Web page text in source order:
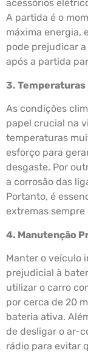
acessórios
A partida é o
máxima energia,
pode prejudicar
após a partida
3. Temperaturas
As condições
papel crucial na
temperaturas
esforço para
desgaste. Por
a corrosão das
Portanto, é
extremas sempre
4. Manutenção
Manter o veículo
prejudicial à
utilizar o carro
por cerca de 20
bateria ativa.
de desligar o ar-
rádio para evitar